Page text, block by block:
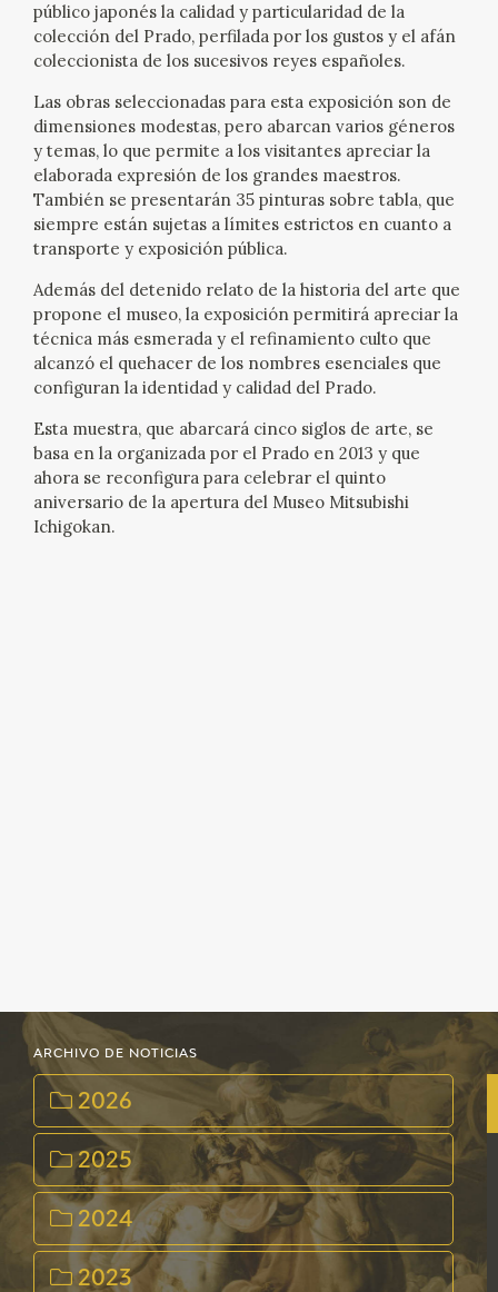
EL VIAJE DE GOYA
PREMIO ARAGÓN GOYA
EDICIONES
público japonés la calidad y particularidad de la
colección del Prado, perfilada por los gustos y el afán
coleccionista de los sucesivos reyes españoles.
Las obras seleccionadas para esta exposición son de
dimensiones modestas, pero abarcan varios géneros
y temas, lo que permite a los visitantes apreciar la
elaborada expresión de los grandes maestros.
También se presentarán 35 pinturas sobre tabla, que
siempre están sujetas a límites estrictos en cuanto a
transporte y exposición pública.
Además del detenido relato de la historia del arte que
propone el museo, la exposición permitirá apreciar la
técnica más esmerada y el refinamiento culto que
alcanzó el quehacer de los nombres esenciales que
configuran la identidad y calidad del Prado.
Esta muestra, que abarcará cinco siglos de arte, se
basa en la organizada por el Prado en 2013 y que
ahora se reconfigura para celebrar el quinto
aniversario de la apertura del Museo Mitsubishi
Ichigokan.
ARCHIVO DE NOTICIAS
2026
2025
2024
2023